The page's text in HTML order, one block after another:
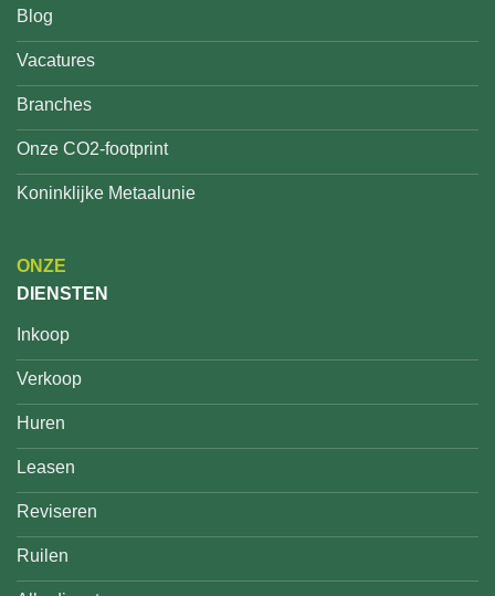
Blog
Vacatures
Branches
Onze CO2-footprint
Koninklijke Metaalunie
ONZE
DIENSTEN
Inkoop
Verkoop
Huren
Leasen
Reviseren
Ruilen